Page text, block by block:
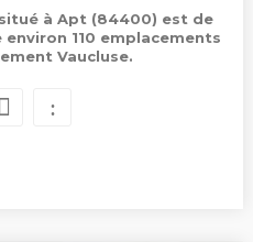
à Apt (84400) est de
110 emplacements
Vaucluse.